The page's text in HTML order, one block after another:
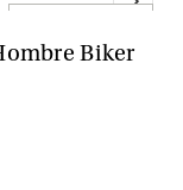
Biker